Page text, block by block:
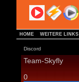
HOME WEITERE LINKS
Discord
Team-Skyfly
0